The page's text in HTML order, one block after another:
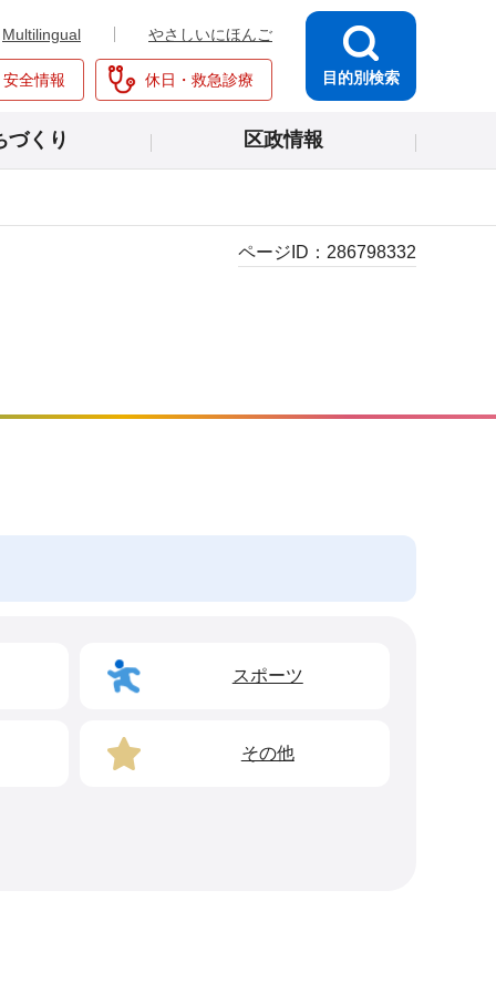
Multilingual やさしいにほんご
全情報 休日・救急診療 目的別検索
づくり 区政情報
ページID： 286798332
スポーツ
その他